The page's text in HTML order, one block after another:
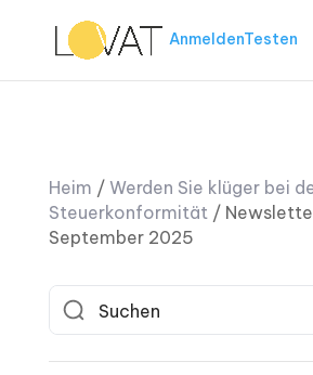
AnmeldenTesten
Heim / Werden Sie klüger bei
Steuerkonformität/
September 2025